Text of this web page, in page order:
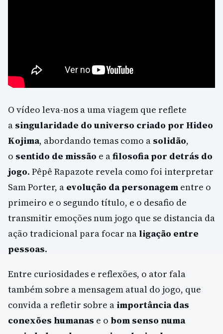
O vídeo leva-nos a uma viagem que reflete
a singularidade do universo criado por Hideo
Kojima, abordando temas como a solidão,
o sentido de missão e afilosofia por detrás do
jogo. Pêpê Rapazote revela como foi interpretar
Sam Porter, a evolução da personagem entre o
primeiro e o segundo título, e o desafio de
transmitir emoções num jogo que se distancia da
ação tradicional para focar naligação entre
pessoas.
Entre curiosidades e reflexões, o ator fala
também sobre a mensagem atual do jogo, que
convida a refletir sobre aimportância das
conexões humanas e o bom senso numa